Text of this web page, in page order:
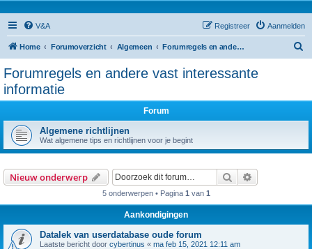
V&A Aanmelden
Registreer
Home Forumoverzicht Algemeen Forumregels en andere vast interessante informatie
Forumregels en andere vast interessante
informatie
Forum
Algemene richtlijnen
Wat algemene tips en richtlijnen voor je begint
Nieuw onderwerp Zoek
5 onderwerpen • Pagina 1 van 1
Aankondigingen
Datalek van userdatabase oude forum
Laatste bericht door cybertinus « ma feb 15, 2021 12:11 am